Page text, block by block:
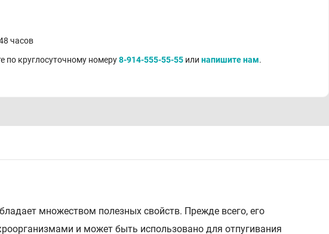
часов
по круглосуточному номеру8-914-555-55-55 или напишите нам.
множеством полезных свойств. Прежде всего, его
и может быть использовано для отпугивания